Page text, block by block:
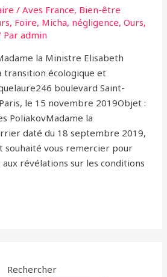
/Aves France, Bien-être
, Foire, Micha, négligence,Ours,
Paradmin
la Ministre Elisabeth
transition écologique et
boulevard Saint-
le 15 novembre 2019Objet :
PoliakovMadame la
daté du 18 septembre 2019,
souhaité vous remercier pour
révélations sur les conditions
Rechercher